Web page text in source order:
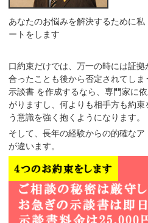
あなたのお悩みを解決するために
ートをします
口約束だけでは、万一の時には証
合ったことも後から否定されてしま
示談書 を作成するなら、専門家に
がり ますし、何よりも相手方も約束
う意識を強く抱くようになります。
そして、長年の経験からの的確な
が違います。